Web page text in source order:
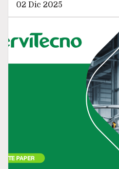
02 Dic 2025